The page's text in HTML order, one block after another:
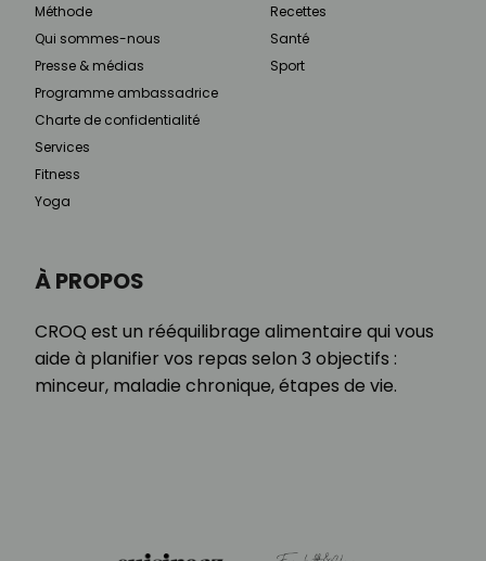
À PROPOS
CROQ est un rééquilibrage alimentaire qui vous
aide à planifier vos repas selon 3 objectifs :
minceur, maladie chronique, étapes de vie.
Méthode
Qui sommes-nous
Presse & médias
Programme ambassadrice
Charte de confidentialité
Services
Fitness
Yoga
Recettes
Santé
Sport